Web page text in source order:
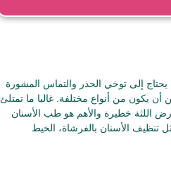
إلى توخي الحذر والتماس المشورة
يكون من أنواع مختلفة. غالبا ما تمتلئ
اللثة خطيرة والأهم هو طب الأسنان